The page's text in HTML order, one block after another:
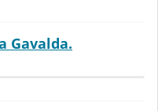
Gavalda.